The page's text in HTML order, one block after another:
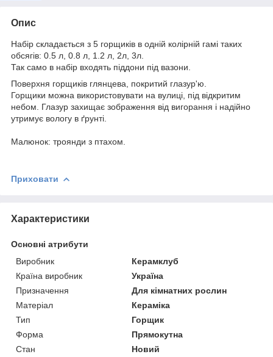
Опис
Набір складається з 5 горщиків в одній колірній гамі таких
обсягів: 0.5 л, 0.8 л, 1.2 л, 2л, 3л.
Так само в набір входять піддони під вазони.
Поверхня горщиків глянцева, покритий глазур'ю.
Горщики можна використовувати на вулиці, під відкритим
небом. Глазур захищає зображення від вигорання і надійно
утримує вологу в ґрунті.
Малюнок: троянди з птахом.
Приховати
Характеристики
Основні атрибути
Виробник
Керамклуб
Країна виробник
Україна
Призначення
Для кімнатних рослин
Матеріал
Кераміка
Тип
Горщик
Форма
Прямокутна
Стан
Новий